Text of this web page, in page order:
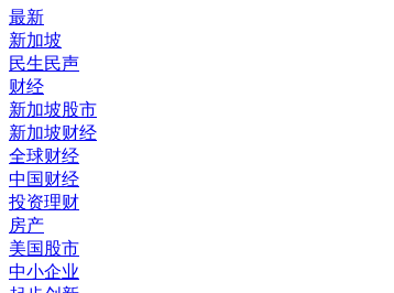
最新
新加坡
民生民声
财经
新加坡股市
新加坡财经
全球财经
中国财经
投资理财
房产
美国股市
中小企业